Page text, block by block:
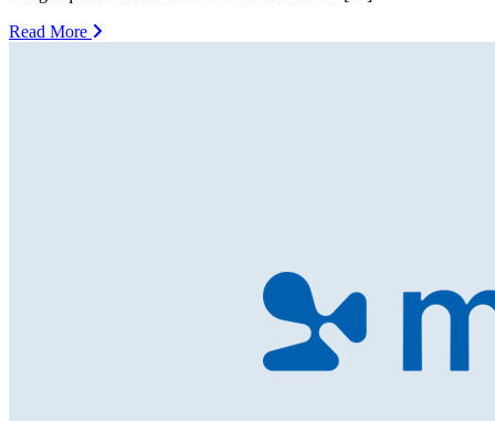
Read More